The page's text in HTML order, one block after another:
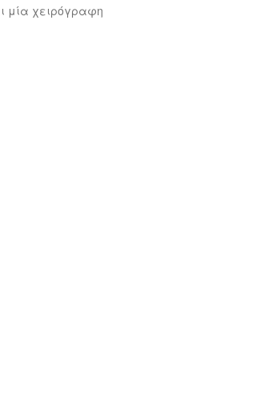
μία χειρόγραφη